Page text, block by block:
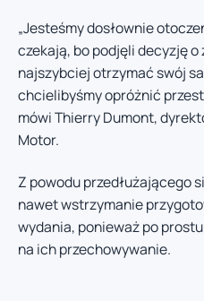
„Jesteśmy dosłownie
czekają, bo podjęli decyzję
najszybciej otrzymać swój
chcielibyśmy opróżnić
mówi Thierry Dumont,
Motor.
Z powodu przedłużającego
nawet wstrzymanie
wydania, ponieważ po
na ich przechowywanie.